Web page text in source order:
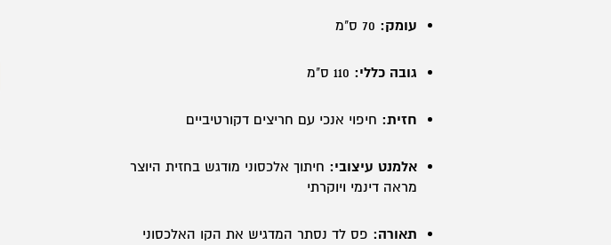
עומק:
גובה כללי:
חזית: חיפוי אנכי עם חריצים דקורטיביים
אלמנט עיצובי: חיתוך אלכסוני מודגש בחזית היוצר
מראה דינמי ויוקרתי
תאורה: פס לד נסתר המדגיש את הקו האלכסוני